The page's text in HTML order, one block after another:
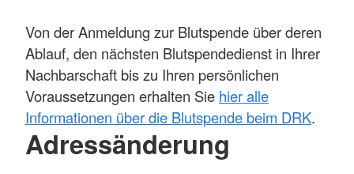
Von der Anmeldung zur Blutspende über deren
Ablauf, den nächsten Blutspendedienst in Ihrer
Nachbarschaft bis zu Ihren persönlichen
Voraussetzungen erhalten Sie hier alle
Informationen über die Blutspende beim DRK.
Adressänderung